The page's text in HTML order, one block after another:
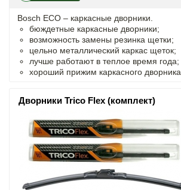
Bosch ECO – каркасные дворники.
бюждетные каркасные дворники;
возможность замены резинка щетки;
цельно металлический каркас щеток;
лучше работают в теплое время года;
хороший прижим каркасного дворника.
Дворники Trico Flex (комплект)